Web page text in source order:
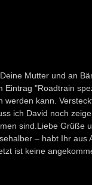
Mutter und an
Eintrag "Roadtrain
kann.
ich David noch
sind.Liebe Grüße
– habt Ihr
ist keine